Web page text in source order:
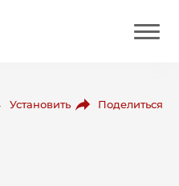
Установить Поделиться